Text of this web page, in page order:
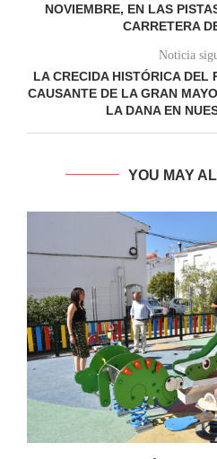
NOVIEMBRE, EN LAS
CARRETERA
Noticia
LA CRECIDA HISTÓRICA DEL
CAUSANTE DE LA GRAN
LA DANA EN
YOU MAY